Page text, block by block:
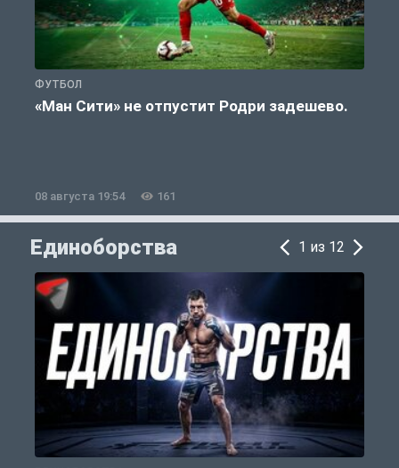
ФУТБОЛ
«Ман Сити» не отпустит Родри задешево.
08 августа 19:54 161
Единоборства 1 из 12